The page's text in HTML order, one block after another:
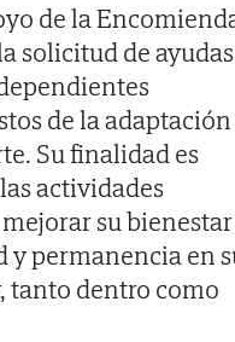
de la
solicitud de ayudas
de la adaptación
Su finalidad es
actividades
su bienestar
permanencia en
tanto dentro como